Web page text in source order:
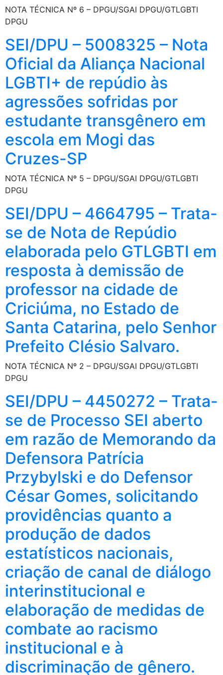
NOTA TÉCNICA Nº 6 – DPGU/SGAI DPGU/GTLGBTI
DPGU
SEI/DPU – 5008325 – Nota
Oficial da Aliança Nacional
LGBTI+ de repúdio às
agressões sofridas por
estudante transgênero em
escola em Mogi das
Cruzes-SP
NOTA TÉCNICA Nº 5 – DPGU/SGAI DPGU/GTLGBTI
DPGU
SEI/DPU – 4664795 – Trata-
se de Nota de Repúdio
elaborada pelo GTLGBTI em
resposta à demissão de
professor na cidade de
Criciúma, no Estado de
Santa Catarina, pelo Senhor
Prefeito Clésio Salvaro.
NOTA TÉCNICA Nº 2 – DPGU/SGAI DPGU/GTLGBTI
DPGU
SEI/DPU – 4450272 – Trata-
se de Processo SEI aberto
em razão de Memorando da
Defensora Patrícia
Przybylski e do Defensor
César Gomes, solicitando
providências quanto a
produção de dados
estatísticos nacionais,
criação de canal de diálogo
interinstitucional e
elaboração de medidas de
combate ao racismo
institucional e à
discriminação de gênero.